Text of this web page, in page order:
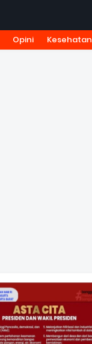
Opini
Kesehatan